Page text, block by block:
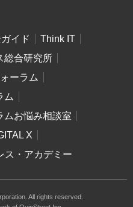
イド
Think IT
総合研究所
ーラム
ム
ムお悩み相談室
X
ス・アカデミー
All rights reserved.